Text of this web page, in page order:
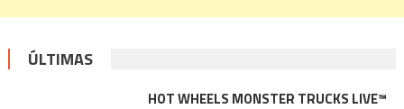
ÚLTIMAS
HOT WHEELS MONSTER TRUCKS LIVE™